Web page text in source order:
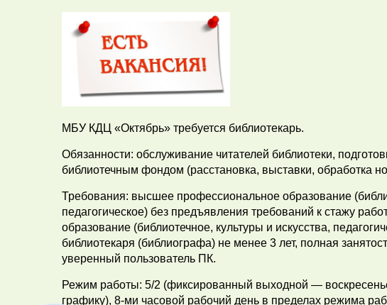
МБУ КДЦ «Октябрь» требуется библиотекарь.
Обязанности: обслуживание читателей библиотеки,
библиотечным фондом (расстановка, выставки, обработка
Требования: высшее профессиональное образование
педагогическое) без предъявления требований к стажу
образование (библиотечное, культуры и искусства,
библиотекаря (библиографа) не менее 3 лет, полная
уверенный пользователь ПК.
Режим работы: 5/2 (фиксированный выходной —
графику), 8-ми часовой рабочий день в пределах режима